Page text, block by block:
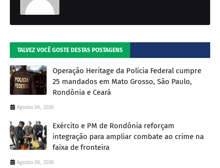
TALVEZ VOCÊ GOSTE DESTAS POSTAGENS
Operação Heritage da Polícia Federal cumpre
25 mandados em Mato Grosso, São Paulo,
Rondônia e Ceará
Agosto 06, 2026
Exército e PM de Rondônia reforçam
integração para ampliar combate ao crime na
faixa de fronteira
Agosto 06, 2026